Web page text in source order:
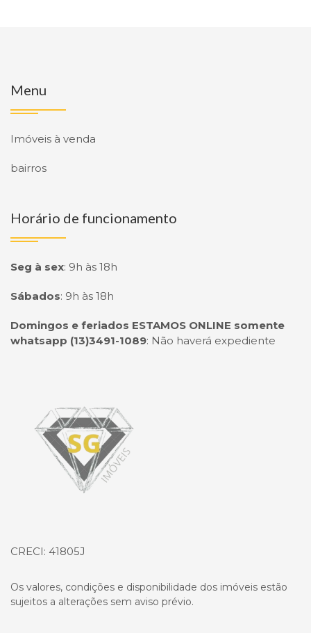
Menu
Imóveis à venda
bairros
Horário de funcionamento
Seg à sex: 9h às 18h
Sábados: 9h às 18h
Domingos e feriados ESTAMOS ONLINE somente
whatsapp (13)3491-1089: Não haverá expediente
CRECI: 41805J
Os valores, condições e disponibilidade dos imóveis estão
sujeitos a alterações sem aviso prévio.